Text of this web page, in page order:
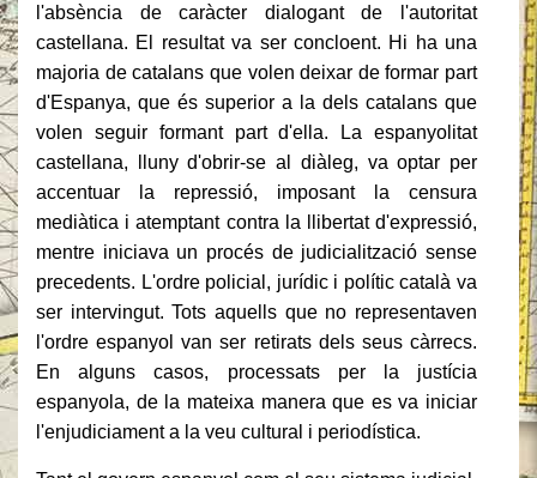
l'absència de caràcter dialogant de l'autoritat
castellana. El resultat va ser concloent. Hi ha una
majoria de catalans que volen deixar de formar part
d'Espanya, que és superior a la dels catalans que
volen seguir formant part d'ella.
La espanyolitat
castellana, lluny d'obrir-se al diàleg, va optar per
accentuar la repressió, imposant la censura
mediàtica i atemptant contra la llibertat d'expressió,
mentre iniciava un procés de judicialització sense
precedents. L'ordre policial, jurídic i polític català va
ser intervingut. Tots aquells que no representaven
l'ordre espanyol van ser retirats dels seus càrrecs.
En alguns casos, processats per la justícia
espanyola, de la mateixa manera que es va iniciar
l'enjudiciament a la veu cultural i periodística.